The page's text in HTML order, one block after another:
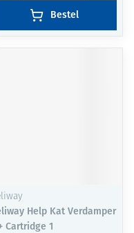
Bestel
Help Kat Verdamper
Cartridge 1